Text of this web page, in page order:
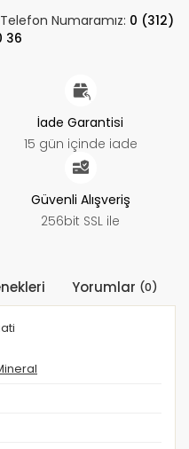
Numaramız: 0 (312)
36
İade Garantisi
15 gün içinde iade
Güvenli Alışveriş
256bit SSL ile
Yorumlar (0)